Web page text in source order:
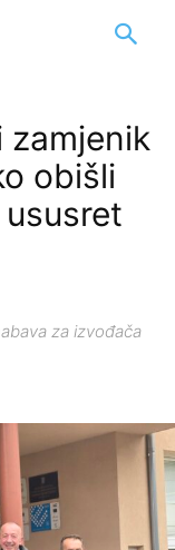
zamjenik
obišli
za izvođača